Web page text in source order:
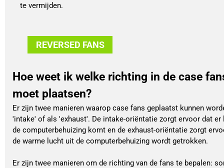
te vermijden.
REVERSED FANS
Hoe weet ik welke richting in de case
moet plaatsen?
Er zijn twee manieren waarop case fans geplaatst kunnen
'intake' of als 'exhaust'. De intake-oriëntatie zorgt ervoor dat er
de computerbehuizing komt en de exhaust-oriëntatie zorgt
de warme lucht uit de computerbehuizing wordt getrokken.
Er zijn twee manieren om de richting van de fans te bepalen: